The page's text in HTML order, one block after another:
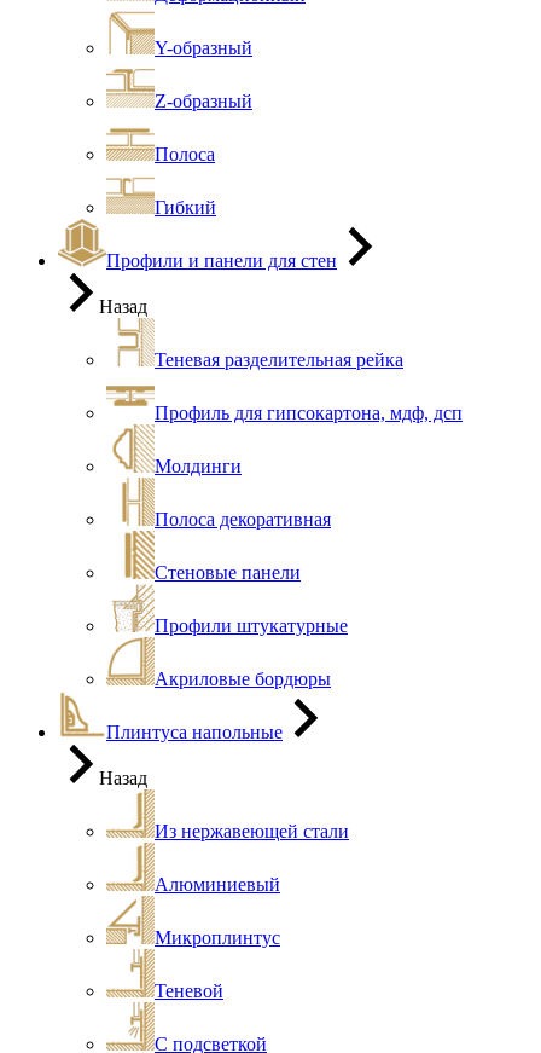
Y-образный
Z-образный
Полоса
Гибкий
Профили и панели для стен
Назад
Теневая разделительная рейка
Профиль для гипсокартона, мдф, дсп
Молдинги
Полоса декоративная
Стеновые панели
Профили штукатурные
Акриловые бордюры
Плинтуса напольные
Назад
Из нержавеющей стали
Алюминиевый
Микроплинтус
Теневой
С подсветкой